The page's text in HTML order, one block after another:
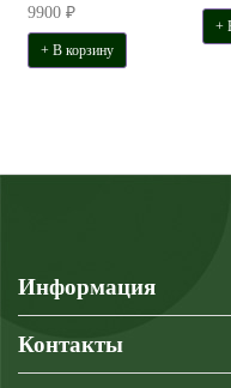
9900 ₽
+ В корзину
+
Информация
Контакты